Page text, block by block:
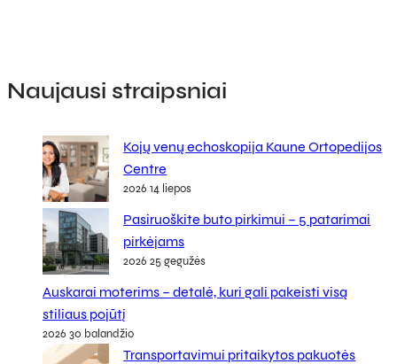
Naujausi straipsniai
Kojų venų echoskopija Kaune Ortopedijos
Centre
2026 14 liepos
Pasiruoškite buto pirkimui – 5 patarimai
pirkėjams
2026 25 gegužės
Auskarai moterims – detalė, kuri gali pakeisti visą
stiliaus pojūtį
2026 30 balandžio
Transportavimui pritaikytos pakuotės